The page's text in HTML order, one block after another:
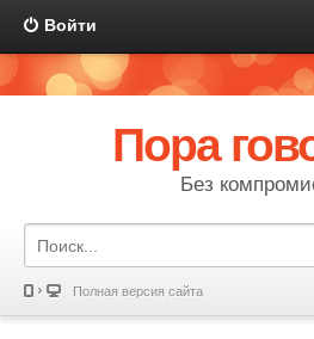
Войти
Пора
Без
Полная версия сайта